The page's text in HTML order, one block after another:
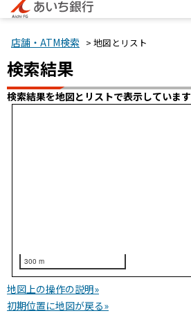
店舗・ATM検索 > 地図とリスト
検索結果
検索結果を地図とリストで表示しています
300 m
地図上の操作の説明»
初期位置に地図が戻る»